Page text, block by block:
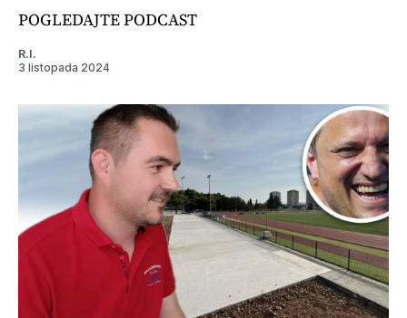
POGLEDAJTE PODCAST
R.I.
3 listopada 2024